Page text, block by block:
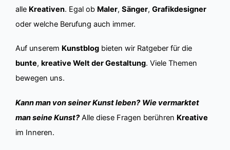
alle Kreativen. Egal ob Maler,Sänger,Grafikdesigner
oder welche Berufung auch immer.
Auf unserem Kunstblog bieten wir Ratgeber für die
bunte, kreative Welt der Gestaltung. Viele Themen
bewegen uns.
Kann man von seiner Kunst leben? Wie vermarktet
man seine Kunst?Alle diese Fragen berühren Kreative
im Inneren.